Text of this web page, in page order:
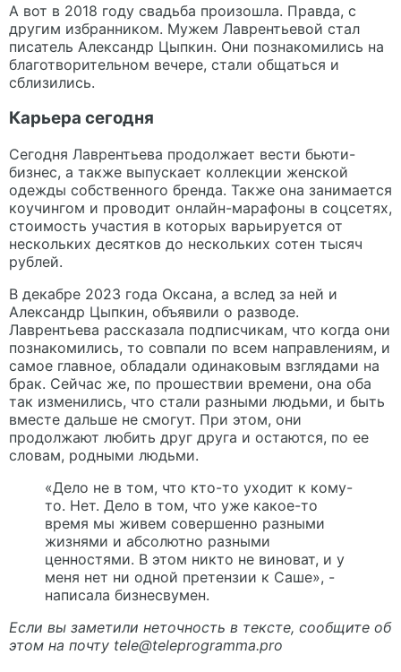
А вот в 2018 году свадьба произошла. Правда, с
другим избранником. Мужем Лаврентьевой стал
писатель Александр Цыпкин. Они познакомились на
благотворительном вечере, стали общаться и
сблизились.
Карьера сегодня
Сегодня Лаврентьева продолжает вести бьюти-
бизнес, а также выпускает коллекции женской
одежды собственного бренда. Также она занимается
коучингом и проводит онлайн-марафоны в соцсетях,
стоимость участия в которых варьируется от
нескольких десятков до нескольких сотен тысяч
рублей.
В декабре 2023 года Оксана, а вслед за ней и
Александр Цыпкин, объявили о разводе.
Лаврентьева рассказала подписчикам, что когда они
познакомились, то совпали по всем направлениям, и
самое главное, обладали одинаковым взглядами на
брак. Сейчас же, по прошествии времени, она оба
так изменились, что стали разными людьми, и быть
вместе дальше не смогут. При этом, они
продолжают любить друг друга и остаются, по ее
словам, родными людьми.
«Дело не в том, что кто-то уходит к кому-
то. Нет. Дело в том, что уже какое-то
время мы живем совершенно разными
жизнями и абсолютно разными
ценностями. В этом никто не виноват, и у
меня нет ни одной претензии к Саше», -
написала бизнесвумен.
Если вы заметили неточность в тексте, сообщите об
этом на почту tele@teleprogramma.pro